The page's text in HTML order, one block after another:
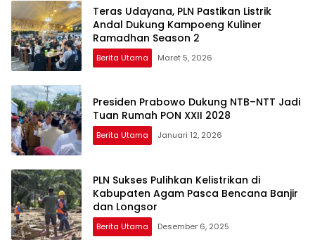
Teras Udayana, PLN Pastikan Listrik
Andal Dukung Kampoeng Kuliner
Ramadhan Season 2
Berita Utama Maret 5, 2026
Presiden Prabowo Dukung NTB–NTT Jadi
Tuan Rumah PON XXII 2028
Berita Utama Januari 12, 2026
PLN Sukses Pulihkan Kelistrikan di
Kabupaten Agam Pasca Bencana Banjir
dan Longsor
Berita Utama Desember 6, 2025